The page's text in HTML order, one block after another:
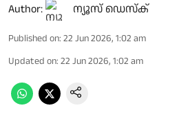
Author: ന്യൂസ് ഡെസ്ക്
Published on: 22 Jun 2026, 1:02 am
Updated on: 22 Jun 2026, 1:02 am